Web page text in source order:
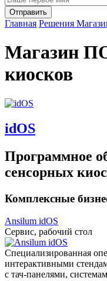
Главная Решения
Магазин
киосков
idOS
Программное
сенсорных
Комплексные
Ansilum idOS
Сервис, рабочий стол
Специализированная
интерактивными
с тач-панелями,